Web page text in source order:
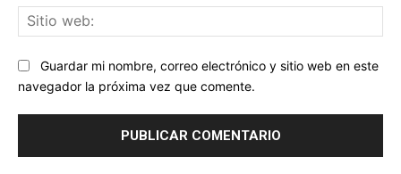
Guardar mi nombre, correo electrónico y sitio web en este
navegador la próxima vez que comente.